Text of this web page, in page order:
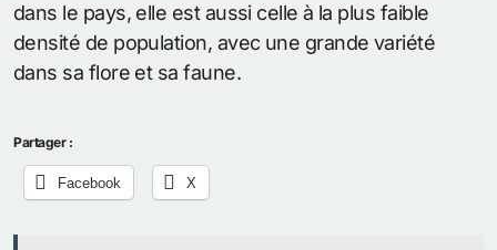
dans le pays, elle est aussi celle à la plus faible
densité de population, avec une grande variété
dans sa flore et sa faune.
Partager :
Facebook X